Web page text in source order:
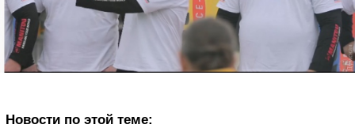
Новости по этой теме: